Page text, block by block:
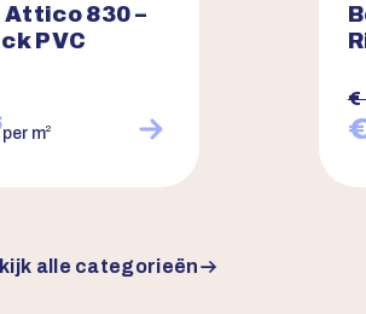
830 –
PVC
per m2
€
alle categorieën